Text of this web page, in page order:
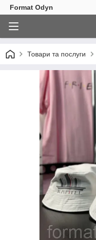
Format Odyn
Товари та послуги